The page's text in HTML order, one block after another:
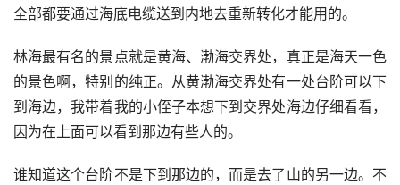
全部都要通过海底电缆送到内地去重新转化才能用的。
林海最有名的景点就是黄海、渤海交界处，真正是海天一色
的景色啊，特别的纯正。从黄渤海交界处有一处台阶可以下
到海边，我带着我的小侄子本想下到交界处海边仔细看看，
因为在上面可以看到那边有些人的。
谁知道这个台阶不是下到那边的，而是去了山的另一边。不